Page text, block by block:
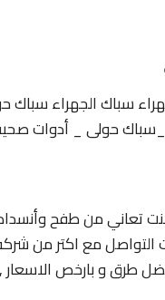
سباك الجهراء سباك
حولى _ أدوات
تعاني من طفح
مع اكتر من
طرق و بارخص الاسعار ,